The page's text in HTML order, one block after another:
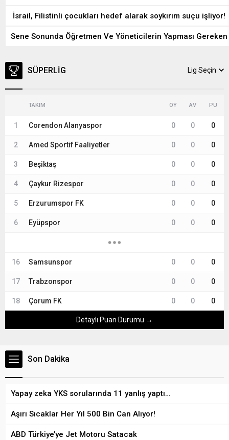
İsrail, Filistinli çocukları hedef alarak soykırım suçu işliyor!
Sene Sonunda Öğretmen Ve Yöneticilerin Yapması
SÜPERLIG Lig Seçin
TAKIM OY AV PU
1 Corendon Alanyaspor 0 0 0
2 Amed Sportif Faaliyetler 0 0 0
3 Beşiktaş 0 0 0
4 Çaykur Rizespor 0 0 0
5 Erzurumspor FK 0 0 0
6 Eyüpspor 0 0 0
16 Samsunspor 0 0 0
17 Trabzonspor 0 0 0
18 Çorum FK 0 0 0
Detaylı Puan Durumu →
Son Dakika
Yapay zeka YKS sorularında 11 yanlış yaptı…
Aşırı Sıcaklar Her Yıl 500 Bin Can Alıyor!
ABD Türkiye’ye Jet Motoru Satacak